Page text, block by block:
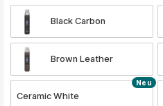
Black Carbon
Brown Leather
Ceramic White
Neu